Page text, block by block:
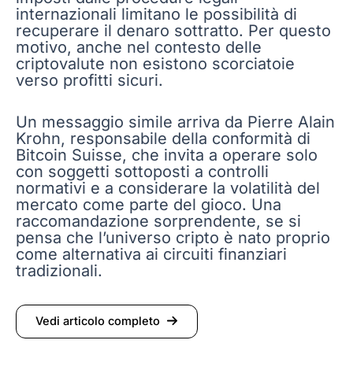
internazionali limitano le possibilità di
recuperare il denaro sottratto. Per questo
motivo, anche nel contesto delle
criptovalute non esistono scorciatoie
verso profitti sicuri.
Un messaggio simile arriva da Pierre Alain
Krohn, responsabile della conformità di
Bitcoin Suisse, che invita a operare solo
con soggetti sottoposti a controlli
normativi e a considerare la volatilità del
mercato come parte del gioco. Una
raccomandazione sorprendente, se si
pensa che l’universo cripto è nato proprio
come alternativa ai circuiti finanziari
tradizionali.
Vedi articolo completo